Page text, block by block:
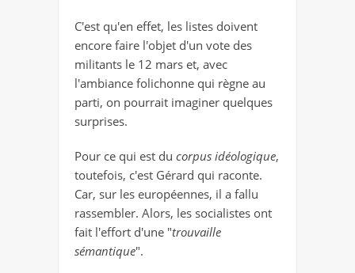
C'est qu'en effet, les listes doivent
encore faire l'objet d'un vote des
militants le 12 mars et, avec
l'ambiance folichonne qui règne au
parti, on pourrait imaginer quelques
surprises.
Pour ce qui est du corpus idéologique,
toutefois, c'est Gérard qui raconte.
Car, sur les européennes, il a fallu
rassembler. Alors, les socialistes ont
fait l'effort d'une "trouvaille
sémantique".